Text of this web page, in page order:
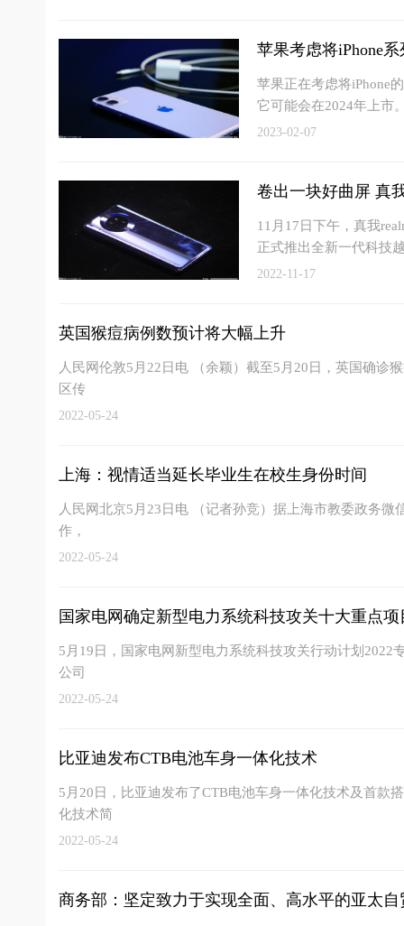
苹果考虑将iPhone
苹果正在考虑将iPhone
它可能会在2024年上市
2023-02-07
卷出一块好曲屏 真
11月17日下午，真我
正式推出全新一代科技
2022-11-17
英国猴痘病例数预计将大幅上升
人民网伦敦5月22日电 （余颖）截至5月20日，英国确诊
区传
2022-05-24
上海：视情适当延长毕业生在校生身份时间
人民网北京5月23日电 （记者孙竞）据上海市教委政务
作，
2022-05-24
国家电网确定新型电力系统科技攻关十大重点项
5月19日，国家电网新型电力系统科技攻关行动计划
公司
2022-05-24
比亚迪发布CTB电池车身一体化技术
5月20日，比亚迪发布了CTB电池车身一体化技术及首款
化技术简
2022-05-24
商务部：坚定致力于实现全面、高水平的亚太自